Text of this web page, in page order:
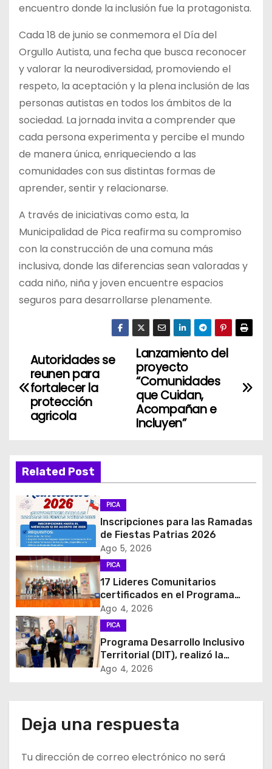
encuentro donde la inclusión fue la protagonista.
Cada 18 de junio se conmemora el Día del
Orgullo Autista, una fecha que busca reconocer
y valorar la neurodiversidad, promoviendo el
respeto, la aceptación y la plena inclusión de las
personas autistas en todos los ámbitos de la
sociedad. La jornada invita a comprender que
cada persona experimenta y percibe el mundo
de manera única, enriqueciendo a las
comunidades con sus distintas formas de
aprender, sentir y relacionarse.
A través de iniciativas como esta, la
Municipalidad de Pica reafirma su compromiso
con la construcción de una comuna más
inclusiva, donde las diferencias sean valoradas y
cada niño, niña y joven encuentre espacios
seguros para desarrollarse plenamente.
N
a
g
a
c
i
ó
n
d
e
e
t
Lanzamiento del
proyecto
“Comunidades
que Cuidan,
Acompañan e
Incluyen”
Autoridades se
reunen para
fortalecer la
protección
agricola
Related Post
PICA
Inscripciones para las Ramadas
de Fiestas Patrias 2026
Ago 5, 2026
PICA
17 Lideres Comunitarios
certificados en el Programa
MÁS AMA
Ago 4, 2026
PICA
Programa Desarrollo Inclusivo
Territorial (DIT), realizó la
entrega de Cajas de Regulación
Ago 4, 2026
Deja una respuesta
Tu dirección de correo electrónico no será